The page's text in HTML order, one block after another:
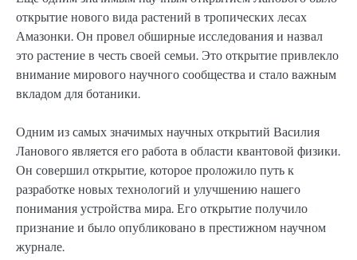
открытие нового вида растений в тропических лесах
Амазонки. Он провел обширные исследования и назвал
это растение в честь своей семьи. Это открытие привлекло
внимание мирового научного сообщества и стало важным
вкладом для ботаники.
Одним из самых значимых научных открытий Василия
Ланового является его работа в области квантовой физики.
Он совершил открытие, которое проложило путь к
разработке новых технологий и улучшению нашего
понимания устройства мира. Его открытие получило
признание и было опубликовано в престижном научном
журнале.